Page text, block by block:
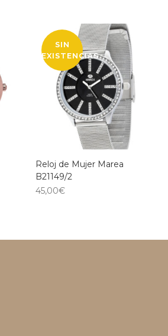
SIN
EXISTENCIAS
Reloj de Mujer Marea
B21149/2
45,00€